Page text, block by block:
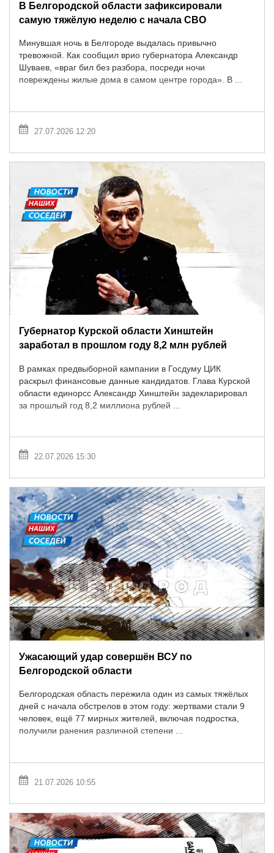
В Белгородской области зафиксировали
самую тяжёлую неделю с начала СВО
Минувшая ночь в Белгороде выдалась привычно
тревожной. Как сообщил врио губернатора Александр
Шуваев, «враг бил без разбора, посреди ночи
повреждены жилые дома в самом центре города». В ...
27.07.2026 12:20
Губернатор Курской области Хинштейн
заработал в прошлом году 8,2 млн рублей
В рамках предвыборной кампании в Госдуму ЦИК
раскрыл финансовые данные кандидатов. Глава Курской
области единорсс Александр Хинштейн задекларировал
за прошлый год 8,2 миллиона рублей ...
22.07.2026 15:30
Ужасающий удар совершён ВСУ по
Белгородской области
Белгородская область пережила один из самых тяжёлых
дней с начала обстрелов в этом году: жертвами стали 9
человек, ещё 77 мирных жителей, включая подростка,
получили ранения различной степени ...
21.07.2026 10:55